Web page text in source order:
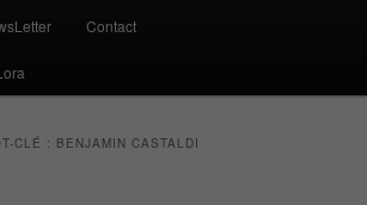
Contact
CLÉ : BENJAMIN CASTALDI